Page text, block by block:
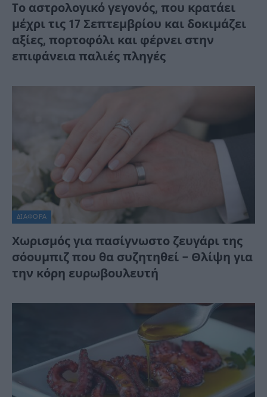
Tο αστρολογικό γεγονός, που κρατάει
μέχρι τις 17 Σεπτεμβρίου και δοκιμάζει
αξίες, πορτοφόλι και φέρνει στην
επιφάνεια παλιές πληγές
ΔΙΆΦΟΡΑ
Χωρισμός για πασίγνωστο ζευγάρι της
σόουμπιζ που θα συζητηθεί – Θλίψη για
την κόρη ευρωβουλευτή